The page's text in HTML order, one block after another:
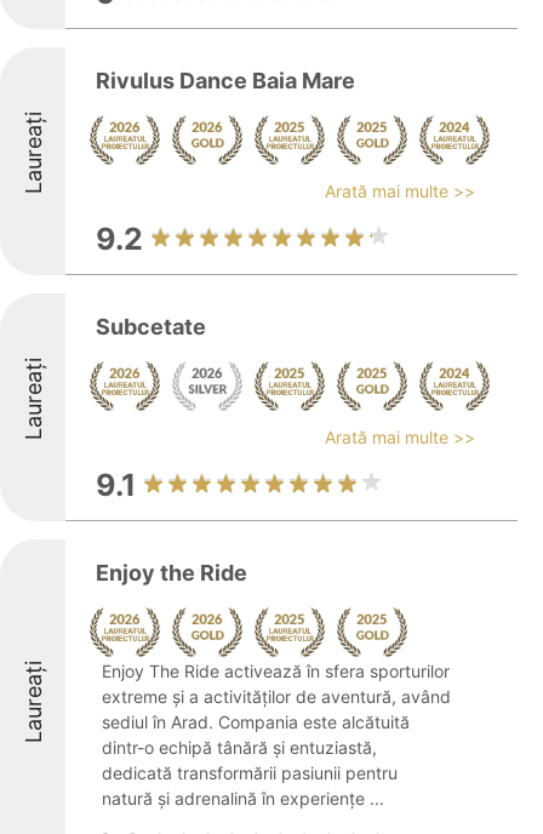
Laureați
Rivulus Dance Baia Mare
Arată mai multe >>
9.2
Laureați
Subcetate
Arată mai multe >>
9.1
Laureați
Enjoy the Ride
Enjoy The Ride activează în sfera sporturilor
extreme și a activităților de aventură, având
sediul în Arad. Compania este alcătuită
dintr-o echipă tânără și entuziastă,
dedicată transformării pasiunii pentru
natură și adrenalină în experiențe ...